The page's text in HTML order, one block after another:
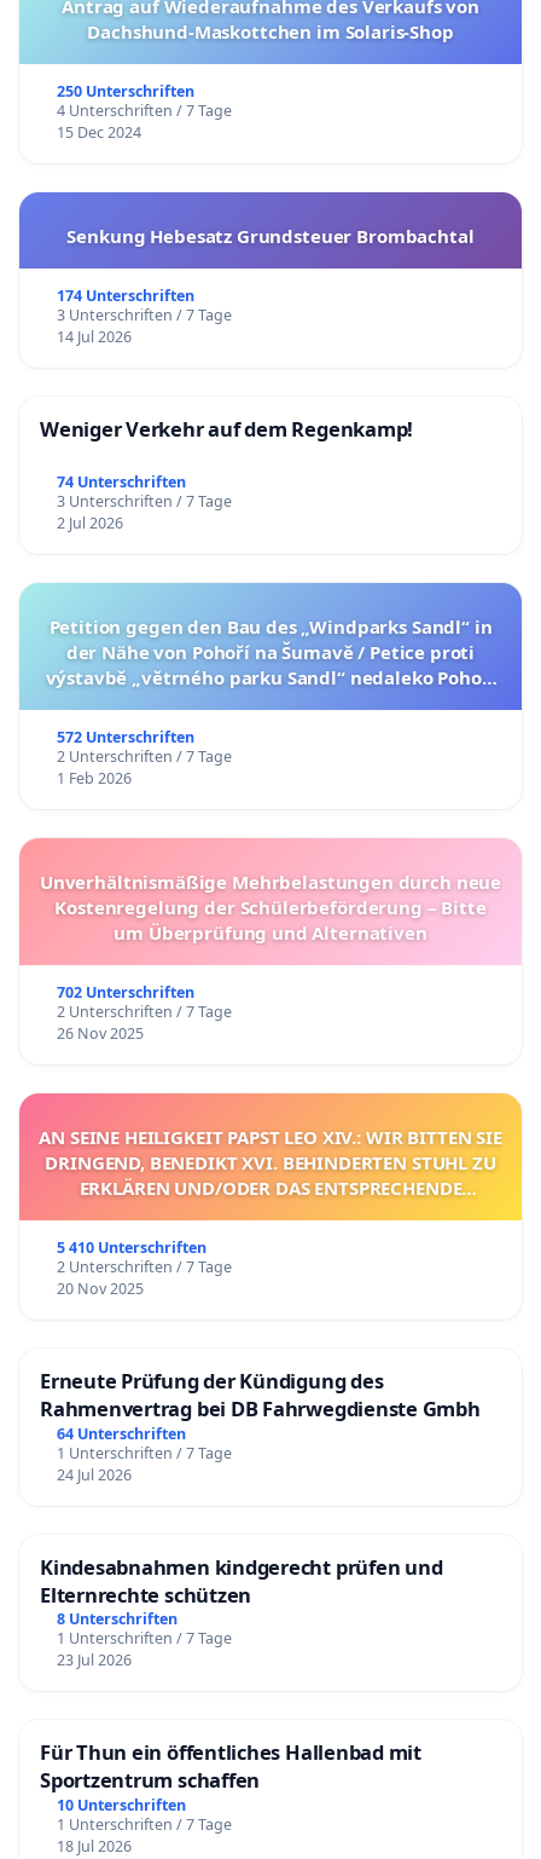
Antrag auf Wiederaufnahme des Verkaufs von
Dachshund-Maskottchen im Solaris-Shop
250 Unterschriften
4 Unterschriften / 7 Tage
15 Dec 2024
Senkung Hebesatz Grundsteuer Brombachtal
174 Unterschriften
3 Unterschriften / 7 Tage
14 Jul 2026
Weniger Verkehr auf dem Regenkamp!
74 Unterschriften
3 Unterschriften / 7 Tage
2 Jul 2026
Petition gegen den Bau des „Windparks Sandl“ in
der Nähe von Pohoří na Šumavě / Petice proti
výstavbě „větrného parku Sandl“ nedaleko Pohoří
572 Unterschriften
2 Unterschriften / 7 Tage
1 Feb 2026
Unverhältnismäßige Mehrbelastungen durch neue
Kostenregelung der Schülerbeförderung – Bitte
um Überprüfung und Alternativen
702 Unterschriften
2 Unterschriften / 7 Tage
26 Nov 2025
AN SEINE HEILIGKEIT PAPST LEO XIV.: WIR BITTEN SIE
DRINGEND, BENEDIKT XVI. BEHINDERTEN STUHL ZU
ERKLÄREN UND/ODER DAS ENTSPRECHENDE
5 410 Unterschriften
2 Unterschriften / 7 Tage
20 Nov 2025
Erneute Prüfung der Kündigung des
Rahmenvertrag bei DB Fahrwegdienste Gmbh
64 Unterschriften
1 Unterschriften / 7 Tage
24 Jul 2026
Kindesabnahmen kindgerecht prüfen und
Elternrechte schützen
8 Unterschriften
1 Unterschriften / 7 Tage
23 Jul 2026
Für Thun ein öffentliches Hallenbad mit
Sportzentrum schaffen
10 Unterschriften
1 Unterschriften / 7 Tage
18 Jul 2026